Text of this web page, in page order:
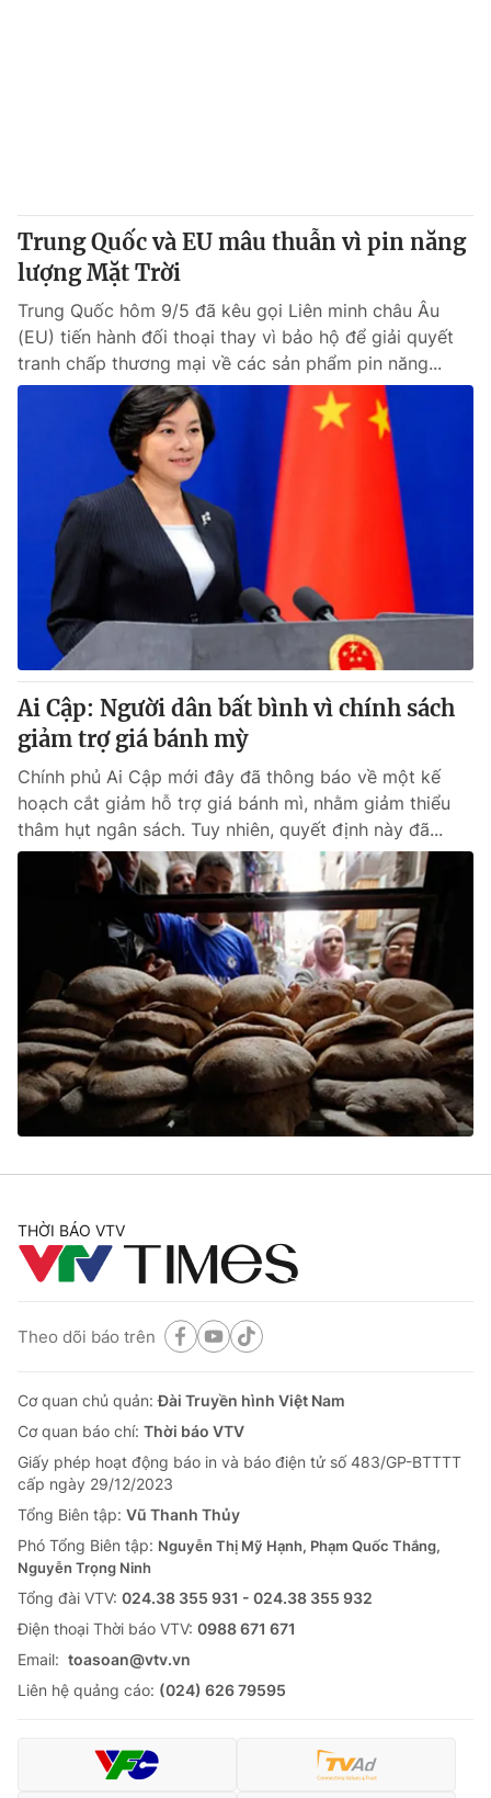
Trung Quốc và EU mâu thuẫn vì pin năng
lượng Mặt Trời
Trung Quốc hôm 9/5 đã kêu gọi Liên minh châu Âu
(EU) tiến hành đối thoại thay vì bảo hộ để giải quyết
tranh chấp thương mại về các sản phẩm pin năng...
Ai Cập: Người dân bất bình vì chính sách
giảm trợ giá bánh mỳ
Chính phủ Ai Cập mới đây đã thông báo về một kế
hoạch cắt giảm hỗ trợ giá bánh mì, nhằm giảm thiểu
thâm hụt ngân sách. Tuy nhiên, quyết định này đã...
THỜI BÁO VTV
Theo dõi báo trên
Cơ quan chủ quản:Đài Truyền hình Việt Nam
Cơ quan báo chí: Thời báo VTV
Giấy phép hoạt động báo in và báo điện tử số 483/GP-BTTTT
cấp ngày 29/12/2023
Tổng Biên tập: Vũ Thanh Thủy
Phó Tổng Biên tập: Nguyễn Thị Mỹ Hạnh, Phạm Quốc Thắng,
Nguyễn Trọng Ninh
Tổng đài VTV: 024.38 355 931 - 024.38 355 932
Ðiện thoại Thời báo VTV: 0988 671 671
Email: toasoan@vtv.vn
Liên hệ quảng cáo: (024) 626 79595